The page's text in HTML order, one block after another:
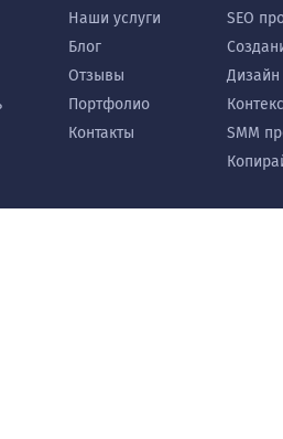
Наши услуги
Блог
Отзывы
Портфолио
Контакты
SEO
SMM